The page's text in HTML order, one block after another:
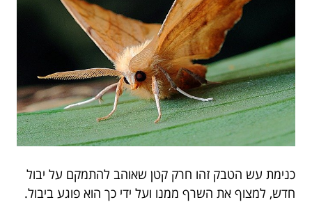
כנימת עש הטבק זהו חרק קטן שאוהב להתמקם על יבול
חדש, למצוף את השרף ממנו ועל ידי כך הוא פוגע ביבול.